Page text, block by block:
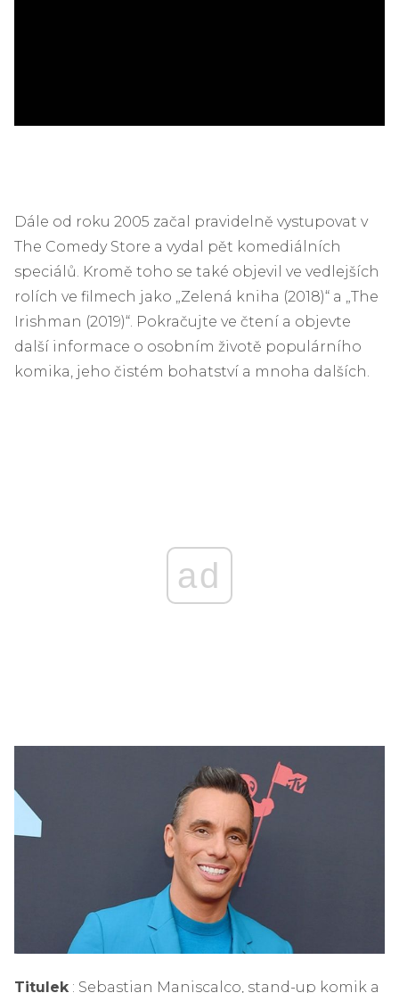
Dále od roku 2005 začal pravidelně vystupovat v
The Comedy Store a vydal pět komediálních
speciálů. Kromě toho se také objevil ve vedlejších
rolích ve filmech jako „Zelená kniha (2018)“ a „The
Irishman (2019)“. Pokračujte ve čtení a objevte
další informace o osobním životě populárního
komika, jeho čistém bohatství a mnoha dalších.
ad
Titulek: Sebastian Maniscalco, stand-up komik a